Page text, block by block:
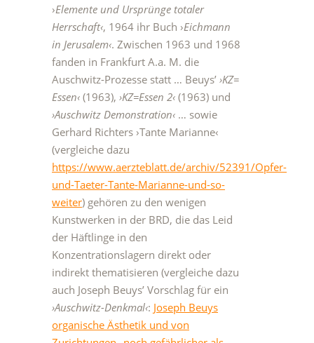
›Elemente und Ursprünge totaler
Herrschaft‹, 1964 ihr Buch ›Eichmann
in Jerusalem‹. Zwischen 1963 und 1968
fanden in Frankfurt A.a. M. die
Auschwitz-Prozesse statt … Beuys’ ›KZ=
Essen‹ (1963), ›KZ=Essen 2‹ (1963) und
›Auschwitz Demonstration‹ … sowie
Gerhard Richters ›Tante Marianne‹
(vergleiche dazu
https://www.aerzteblatt.de/archiv/52391/Opfer-
und-Taeter-Tante-Marianne-und-so-
weiter) gehören zu den wenigen
Kunstwerken in der BRD, die das Leid
der Häftlinge in den
Konzentrationslagern direkt oder
indirekt thematisieren (vergleiche dazu
auch Joseph Beuys’ Vorschlag für ein
›Auschwitz-Denkmal‹: Joseph Beuys
organische Ästhetik und von